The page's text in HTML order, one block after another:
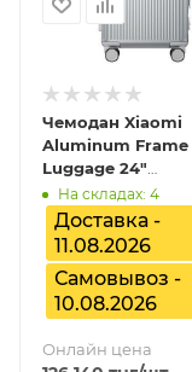
Чемодан Xiaomi
Aluminum Frame
Luggage 24"
BHR9078GL
На складах: 4
Доставка -
11.08.2026
Самовывоз -
10.08.2026
Онлайн цена